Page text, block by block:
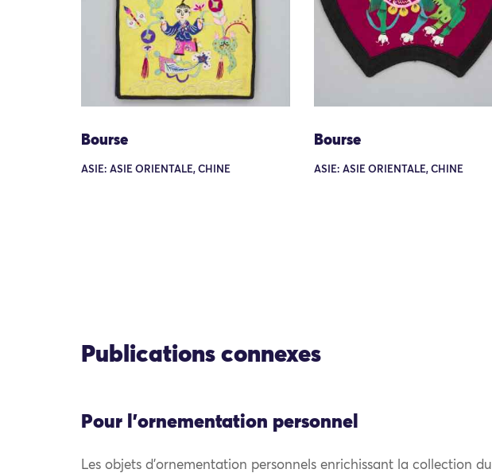
Bourse
ASIE: ASIE ORIENTALE, CHINE
Bourse
ASIE: ASIE ORIENTALE, CHINE
Publications connexes
Pour l'ornementation personnel
Les objets d’ornementation personnels enrichissant la collection du